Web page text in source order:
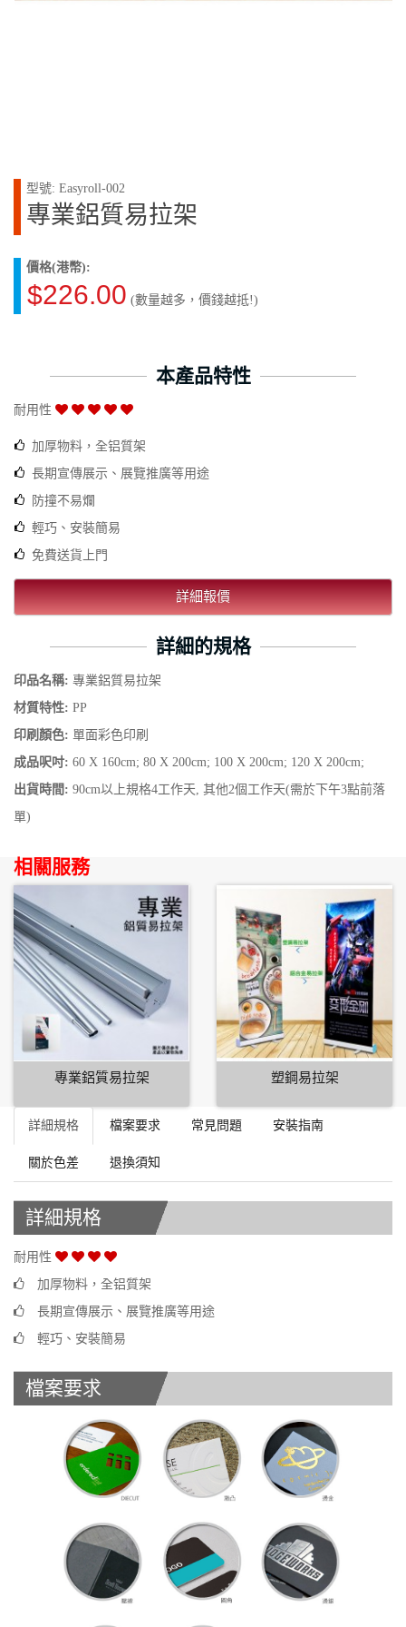
型號: Easyroll-002
專業鋁質易拉架
價格(港幣):
$226.00 (數量越多，價錢越抵!)
本產品特性
耐用性
加厚物料，全铝質架
長期宣傳展示、展覽推廣等用途
防撞不易爛
輕巧、安裝簡易
免費送貨上門
詳細報價
詳細的規格
印品名稱: 專業鋁質易拉架
材質特性: PP
印刷顏色: 單面彩色印刷
成品呎吋: 60 X 160cm; 80 X 200cm; 100 X 200cm; 120 X 200cm;
出貨時間: 90cm以上規格4工作天, 其他2個工作天(需於下午3點前落
單)
相關服務
專業鋁質易拉架 塑鋼易拉架
詳細規格 檔案要求 常見問題 安裝指南
關於色差 退換須知
詳細規格
耐用性
加厚物料，全铝質架
長期宣傳展示、展覽推廣等用途
輕巧、安裝簡易
檔案要求